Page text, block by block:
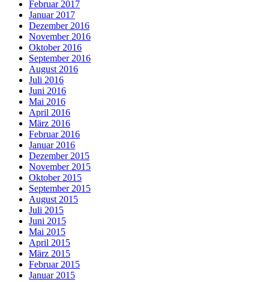
Februar 2017
Januar 2017
Dezember 2016
November 2016
Oktober 2016
September 2016
August 2016
Juli 2016
Juni 2016
Mai 2016
April 2016
März 2016
Februar 2016
Januar 2016
Dezember 2015
November 2015
Oktober 2015
September 2015
August 2015
Juli 2015
Juni 2015
Mai 2015
April 2015
März 2015
Februar 2015
Januar 2015